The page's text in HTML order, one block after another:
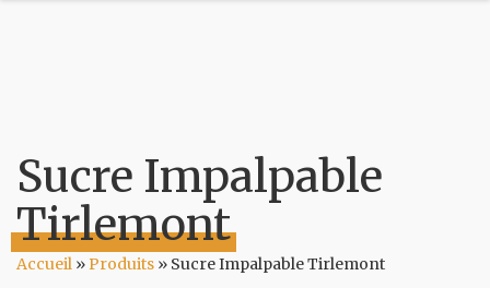
Sucre Impalpable
Tirlemont
Accueil »Produits » Sucre Impalpable Tirlemont